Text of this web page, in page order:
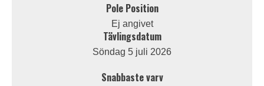
Pole Position
Ej angivet
Tävlingsdatum
Söndag 5 juli 2026
Snabbaste varv